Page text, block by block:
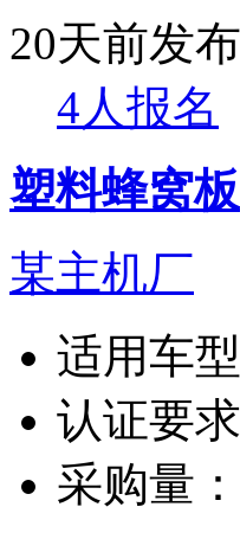
20天前发布
4人报名
塑料蜂窝板
某主机厂
适用车型
认证要求
采购量：